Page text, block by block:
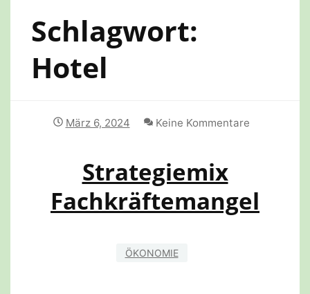
Schlagwort:
Hotel
März 6, 2024 Keine Kommentare
Strategiemix
Fachkräftemangel
ÖKONOMIE